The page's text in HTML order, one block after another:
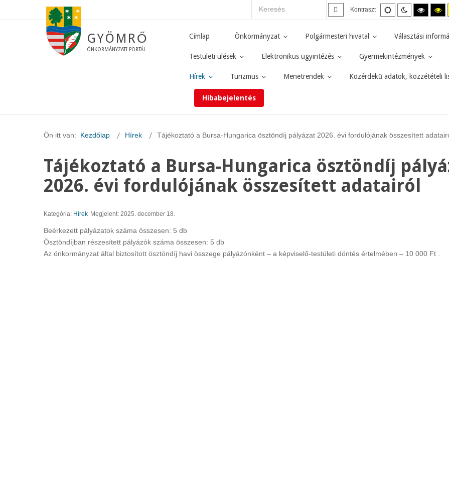
Kontraszt
Alapértelmezett
mód
Éjszakai
mód
Magas
mód.
GYÖMRŐ
ÖNKORMÁNYZATI PORTÁL
Címlap Önkormányzat Polgármesteri hivatal Választási
Testületi ülések Elektronikus ügyintézés Gyermekintézmények
Hírek Turizmus Menetrendek Közérdekű adatok, közzétételi
Hibabejelentés
Ön itt van: Kezdőlap Hírek Tájékoztató a Bursa-Hungarica ösztöndíj pályázat 2026. évi fordulójának összesített
Tájékoztató a Bursa-Hungarica ösztöndíj
2026. évi fordulójának összesített adatairól
Kategória: Hírek Megjelent: 2025. december 18.
Beérkezett pályázatok száma összesen: 5 db
Ösztöndíjban részesített pályázók száma összesen: 5 db
Az önkormányzat által biztosított ösztöndíj havi összege pályázónként – a képviselő-testületi döntés értelmében – 10 000 Ft .